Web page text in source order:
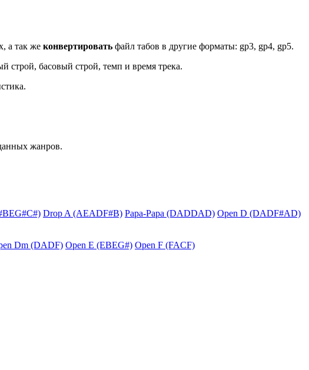
а так же конвертировать файл табов в другие форматы: gp3, gp4, gp5.
строй, басовый строй, темп и время трека.
жанров.
Drop A (AEADF#B) Papa-Papa (DADDAD) Open D (DADF#AD)
Dm (DADF) Open E (EBEG#) Open F (FACF)